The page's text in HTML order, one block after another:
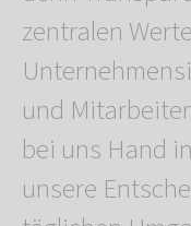
zentralen
und
bei uns Hand
unsere